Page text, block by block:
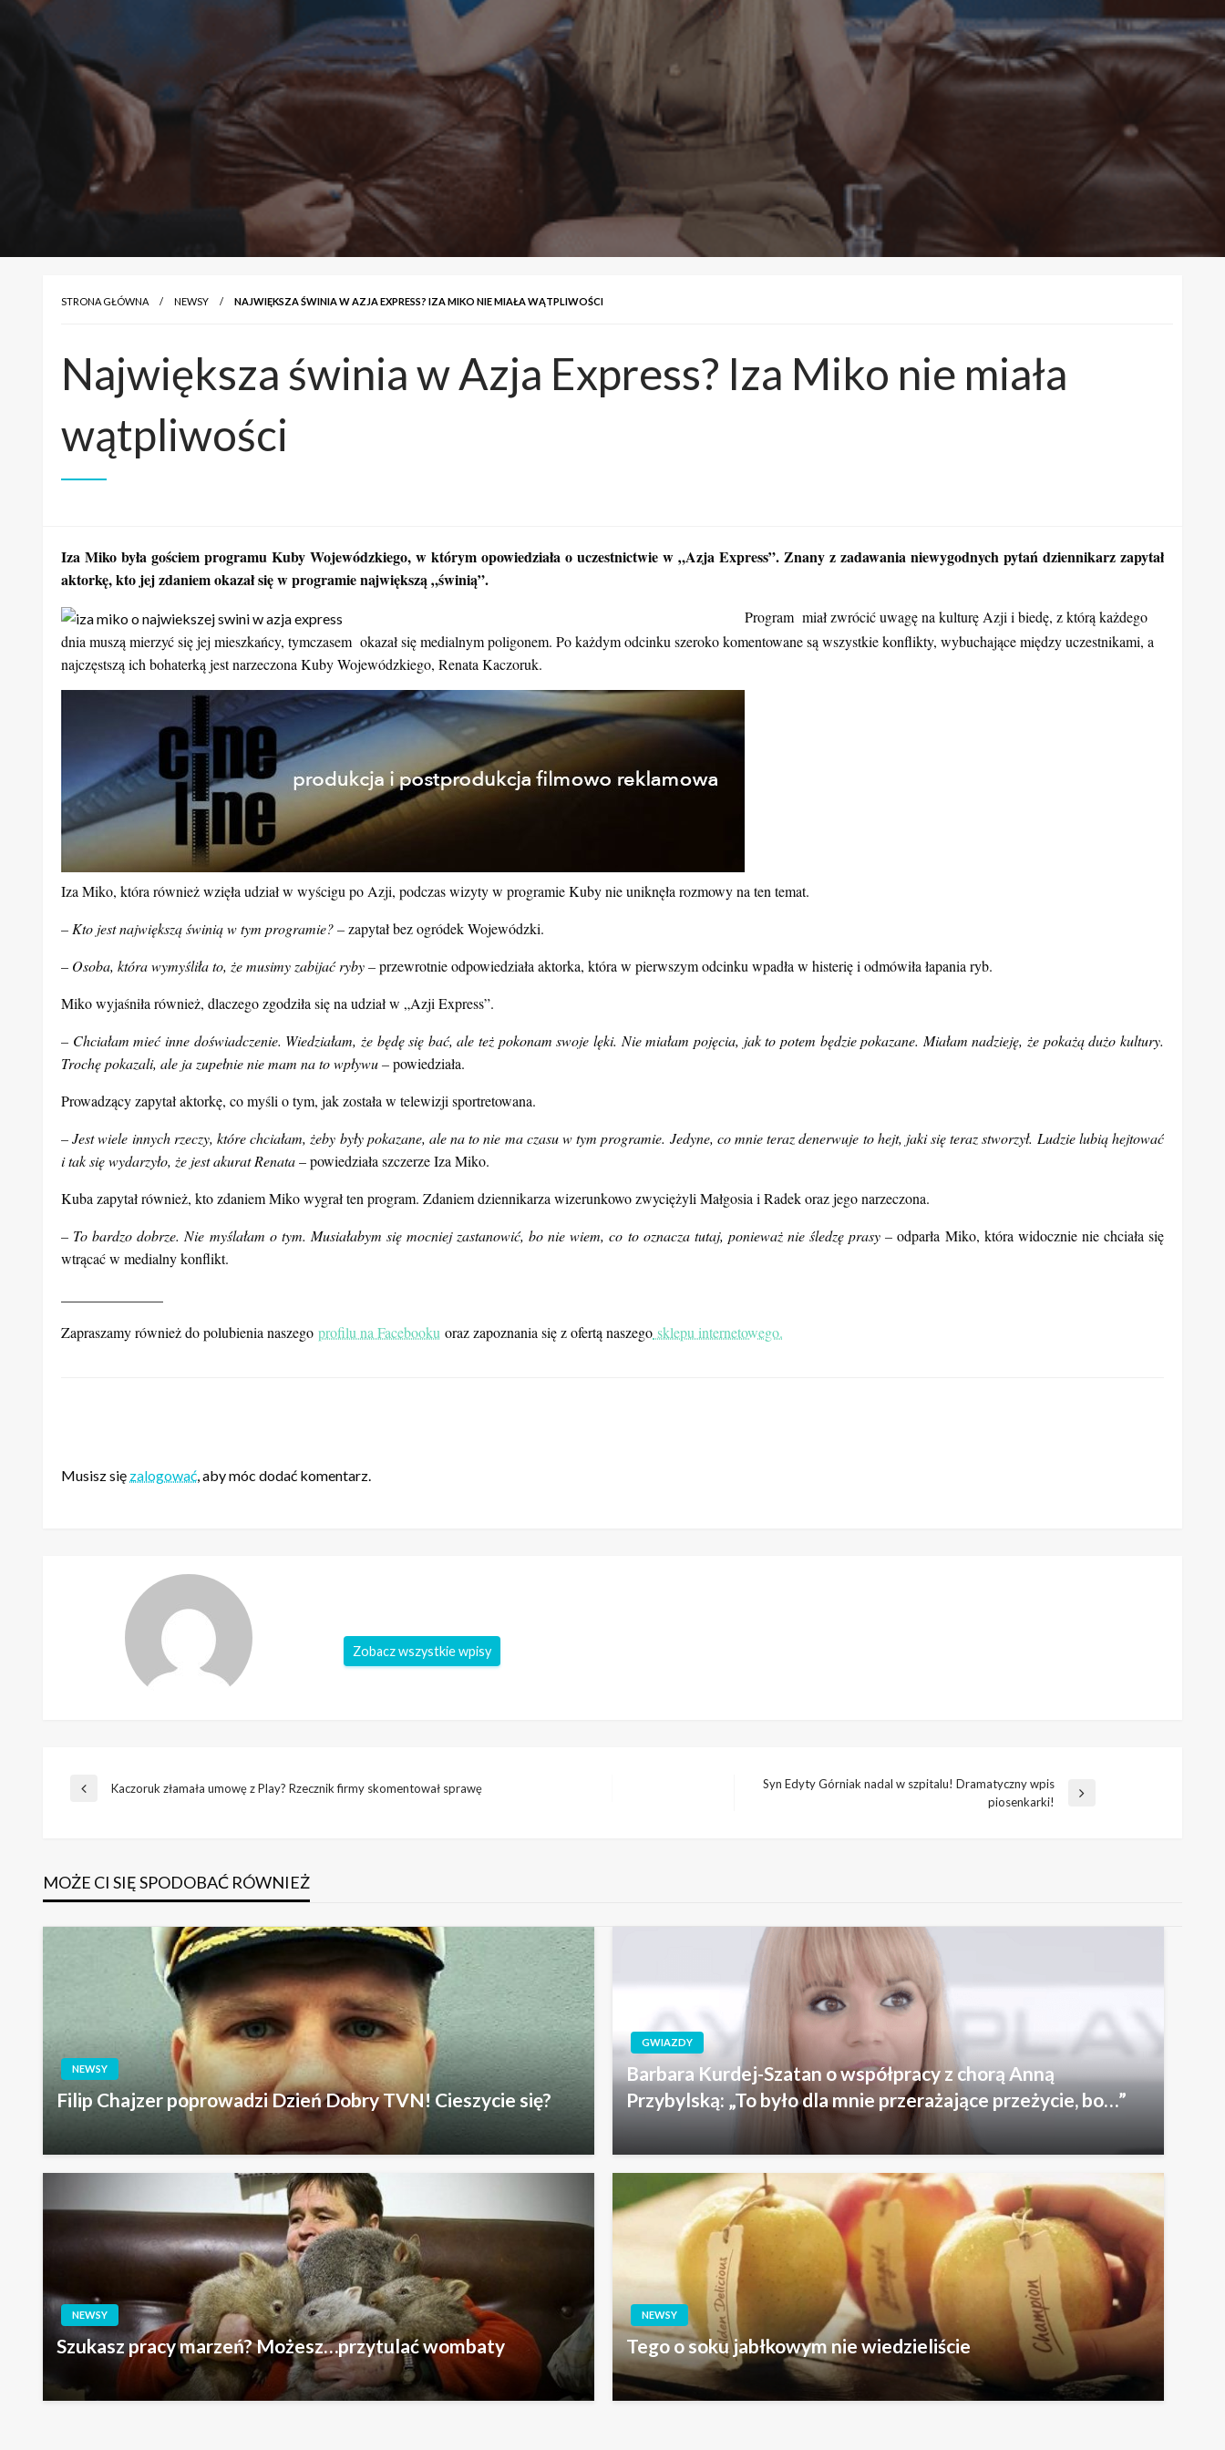
STRONA GŁÓWNA NEWSY NAJWIĘKSZA ŚWINIA W AZJA EXPRESS? IZA MIKO NIE MIAŁA WĄTPLIWOŚCI
Największa świnia w Azja Express? Iza Miko nie miała
wątpliwości
Iza Miko była gościem programu Kuby Wojewódzkiego, w którym opowiedziała o uczestnictwie w „Azja Express”. Znany z zadawania niewygodnych pytań dziennikarz zapytał
aktorkę, kto jej zdaniem okazał się w programie największą „świnią”.
Program miał zwrócić uwagę na kulturę Azji i biedę, z którą każdego
dnia muszą mierzyć się jej mieszkańcy, tymczasem okazał się medialnym poligonem. Po każdym odcinku szeroko komentowane są wszystkie konflikty, wybuchające między uczestnikami, a
najczęstszą ich bohaterką jest narzeczona Kuby Wojewódzkiego, Renata Kaczoruk.
Iza Miko, która również wzięła udział w wyścigu po Azji, podczas wizyty w programie Kuby nie uniknęła rozmowy na ten temat.
– Kto jest największą świnią w tym programie? –zapytał bez ogródek Wojewódzki.
– Osoba, która wymyśliła to, że musimy zabijać ryby –przewrotnie odpowiedziała aktorka, która w pierwszym odcinku wpadła w histerię i odmówiła łapania ryb.
Miko wyjaśniła również, dlaczego zgodziła się na udział w „Azji Express”.
– Chciałam mieć inne doświadczenie. Wiedziałam, że będę się bać, ale też pokonam swoje lęki. Nie miałam pojęcia, jak to potem będzie pokazane. Miałam nadzieję, że pokażą dużo kultury.
Trochę pokazali, ale ja zupełnie nie mam na to wpływu –powiedziała.
Prowadzący zapytał aktorkę, co myśli o tym, jak została w telewizji sportretowana.
– Jest wiele innych rzeczy, które chciałam, żeby były pokazane, ale na to nie ma czasu w tym programie. Jedyne, co mnie teraz denerwuje to hejt, jaki się teraz stworzył. Ludzie lubią hejtować
i tak się wydarzyło, że jest akurat Renata– powiedziała szczerze Iza Miko.
Kuba zapytał również, kto zdaniem Miko wygrał ten program. Zdaniem dziennikarza wizerunkowo zwyciężyli Małgosia i Radek oraz jego narzeczona.
– To bardzo dobrze. Nie myślałam o tym. Musiałabym się mocniej zastanowić, bo nie wiem, co to oznacza tutaj, ponieważ nie śledzę prasy – odparła Miko, która widocznie nie chciała się
wtrącać w medialny konflikt.
Zapraszamy również do polubienia naszego profilu na Facebooku oraz zapoznania się z ofertą naszego sklepu internetowego.
Musisz się zalogować, aby móc dodać komentarz.
Zobacz wszystkie wpisy
Nawigacja
Poprzedni
Kaczoruk złamała umowę z Play? Rzecznik firmy skomentował sprawę
Syn Edyty Górniak nadal w szpitalu! Dramatyczny wpis
piosenkarki!
MOŻE CI SIĘ SPODOBAĆ RÓWNIEŻ
NEWSY
Filip Chajzer poprowadzi Dzień Dobry TVN! Cieszycie się?
GWIAZDY
Barbara Kurdej-Szatan o współpracy z chorą Anną
Przybylską: „To było dla mnie przerażające przeżycie, bo…”
NEWSY
Szukasz pracy marzeń? Możesz…przytulać wombaty
NEWSY
Tego o soku jabłkowym nie wiedzieliście